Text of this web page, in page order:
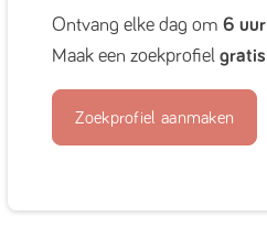
Ontvang elke dag om6 uur
Maak een zoekprofielgratis
Zoekprofiel aanmaken